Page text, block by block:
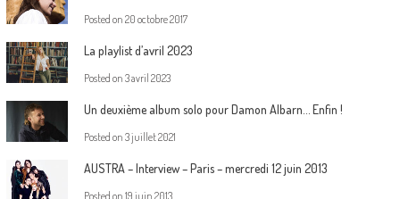
Posted on 20 octobre 2017
La playlist d’avril 2023
Posted on 3 avril 2023
Un deuxième album solo pour Damon Albarn… Enfin !
Posted on 3 juillet 2021
AUSTRA – Interview – Paris – mercredi 12 juin 2013
Posted on 19 juin 2013